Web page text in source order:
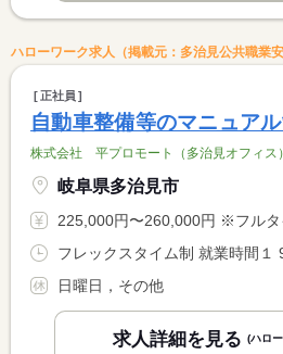
ハローワーク求人（掲載元：多治見公共職業安
正社員
自動車整備等のマニュア
株式会社 平プロモート（多治見オフィス）
岐阜県多治見市
225,000円〜260,000円 ※フルタイム求人の場合は月額（換算額）、パ
日曜日，その他
求人詳細を見る (ハロ